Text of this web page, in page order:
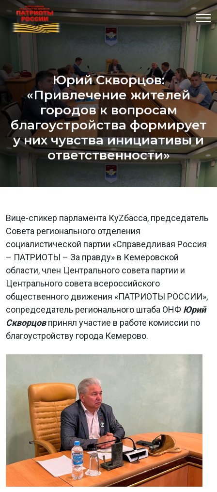
Юрий Скворцов:
«Привлечение жителей
городов к вопросам
благоустройства формирует
у них чувства инициативы и
ответственности»
Вице-спикер парламента КуZбасса, председатель
Совета регионального отделения
социалистической партии «Справедливая Россия
– ПАТРИОТЫ – За правду» в Кемеровской
области, член Центрального совета партии и
Центрального совета всероссийского
общественного движения «ПАТРИОТЫ РОССИИ»,
сопредседатель регионального штаба ОНФ Юрий
Скворцовпринял участие в работе комиссии по
благоустройству города Кемерово.